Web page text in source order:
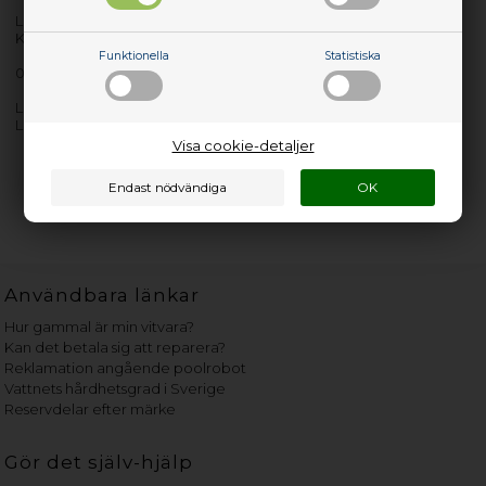
Funktionella Statistiska
Visa cookie-detaljer
Lev. nr.: 01YP451
Keyboard (FRENCH) Black
01YP451, Keyboard, French,
Lenovo Keyboard (FRENCH) Black 01YP451, Keyboard, French,
Lenovo, Thinkpad T480s/E480/L480
Användbara länkar
Hur gammal är min vitvara?
Kan det betala sig att reparera?
Reklamation angående poolrobot
Vattnets hårdhetsgrad i Sverige
Reservdelar efter märke
Gör det själv-hjälp